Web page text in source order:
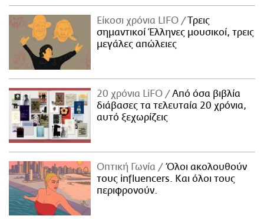
Είκοσι χρόνια LIFO
Tρεις
σημαντικοί Έλληνες μουσικοί, τρεις
μεγάλες απώλειες
20 χρόνια LiFO
Από όσα βιβλία
διάβασες τα τελευταία 20 χρόνια,
αυτό ξεχωρίζεις
Οπτική Γωνία
Όλοι ακολουθούν
τους influencers. Και όλοι τους
περιφρονούν.